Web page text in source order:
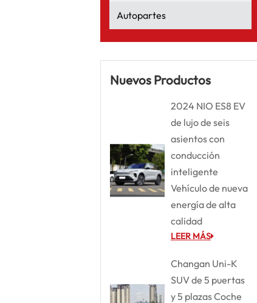
Autopartes
Nuevos Productos
2024 NIO ES8 EV
de lujo de seis
asientos con
conducción
inteligente
Vehículo de nueva
energía de alta
calidad
LEER MÁS
Changan Uni-K
SUV de 5 puertas
y 5 plazas Coche